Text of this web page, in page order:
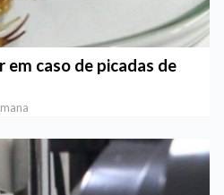
em caso de picadas de